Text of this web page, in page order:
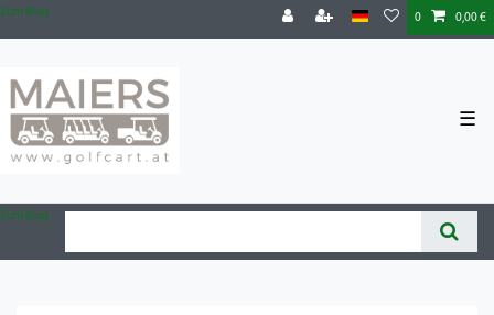
Zum Blog 0 0,00 €
☰
Zum Blog